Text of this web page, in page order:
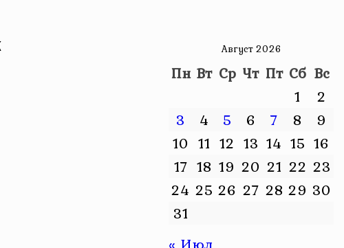
Август 2026
Пн Вт Ср Чт Пт Сб Вс
1
2
3
4 5 6 7 8
9
10 11 12 13 14 15 16
17 18 19 20 21 22 23
24 25 26 27 28 29 30
31